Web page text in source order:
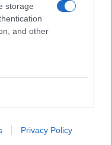
storage
and other
Privacy Policy